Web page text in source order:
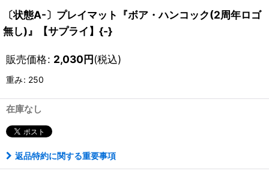
〔状態A-〕プレイマット『ボア・ハンコック(2周年ロゴ
無し)』【サプライ】{-}
販売価格: 2,030円(税込)
重み: 250
在庫なし
返品特約に関する重要事項